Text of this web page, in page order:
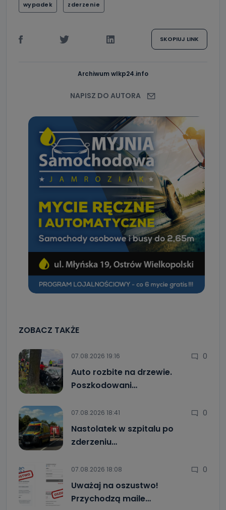
wypadek zderzenie
SKOPIUJ LINK
Archiwum wlkp24.info
NAPISZ DO AUTORA
ZOBACZ TAKŻE
07.08.2026 19:16 0
Auto rozbite na drzewie.
Poszkodowani…
07.08.2026 18:41 0
Nastolatek w szpitalu po
zderzeniu…
07.08.2026 18:08 0
Uważaj na oszustwo!
Przychodzą maile…